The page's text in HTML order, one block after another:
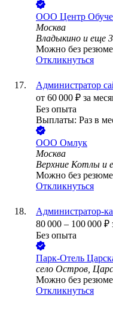
ООО Центр
Москва
Владыкино и еще 3
Можно без резюме
Откликнуться
Администратор
от 60 000 ₽ за
Без опыта
Выплаты: Раз в
ООО Омлук
Москва
Верхние Котлы и
Можно без резюме
Откликнуться
Администратор-
80 000 – 100 000 ₽
Без опыта
Парк-Отель
село Остров,
Можно без резюме
Откликнуться